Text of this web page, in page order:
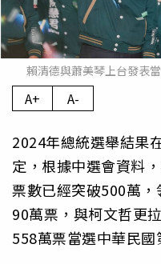
賴清德與蕭美琴上台發表
A+ A-
2024年總統選舉結果
定，根據中選會資料
票數已經突破500萬
90萬票，與柯文哲更
558萬票當選中華民國